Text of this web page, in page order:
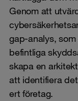
Genom att
gap-analys,
befintliga
skapa en
att identifiera
ert företag.